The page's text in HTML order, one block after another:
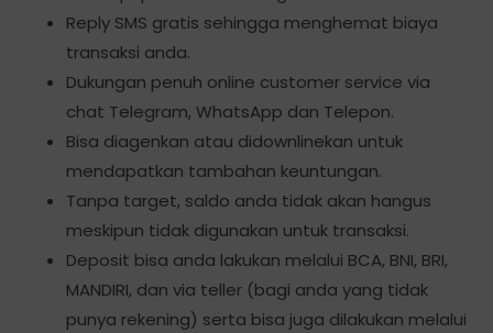
Reply SMS gratis sehingga menghemat biaya
transaksi anda.
Dukungan penuh online customer service via
chat Telegram, WhatsApp dan Telepon.
Bisa diagenkan atau didownlinekan untuk
mendapatkan tambahan keuntungan.
Tanpa target, saldo anda tidak akan hangus
meskipun tidak digunakan untuk transaksi.
Deposit bisa anda lakukan melalui BCA, BNI, BRI,
MANDIRI, dan via teller (bagi anda yang tidak
punya rekening) serta bisa juga dilakukan melalui